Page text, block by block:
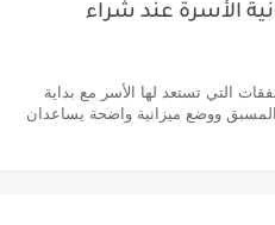
الأسرة عند شراء
التي تستعد لها الأسر مع بداية
ووضع ميزانية واضحة يساعدان